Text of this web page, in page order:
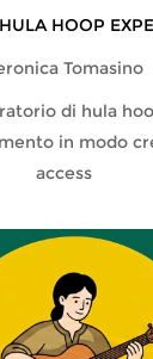
HOOP
Tomasino
di hula
in modo
access